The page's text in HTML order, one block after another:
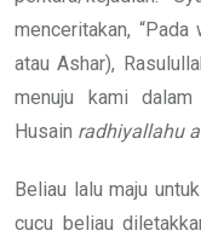
menceritakan,
atau Ashar),
menuju kami
Husain radhiyallahu
Beliau lalu maju
cucu beliau